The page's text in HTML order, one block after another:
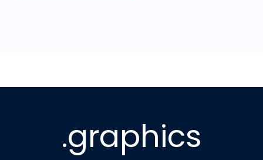
.graphics